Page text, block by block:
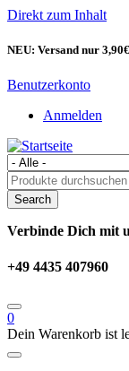
Direkt zum Inhalt
NEU: Versand nur
Benutzerkonto
Anmelden
Verbinde Dich mit
+49 4435 407960
0
Dein Warenkorb ist